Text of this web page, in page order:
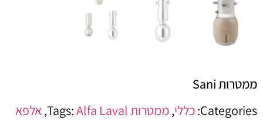
ממטרות Sani
Categories: כללי,ממטרות Tags:Alfa Laval
,אלפא